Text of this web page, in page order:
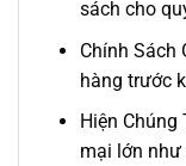
sách cho
Chính Sách
hàng trước
Hiện
mại lớn như